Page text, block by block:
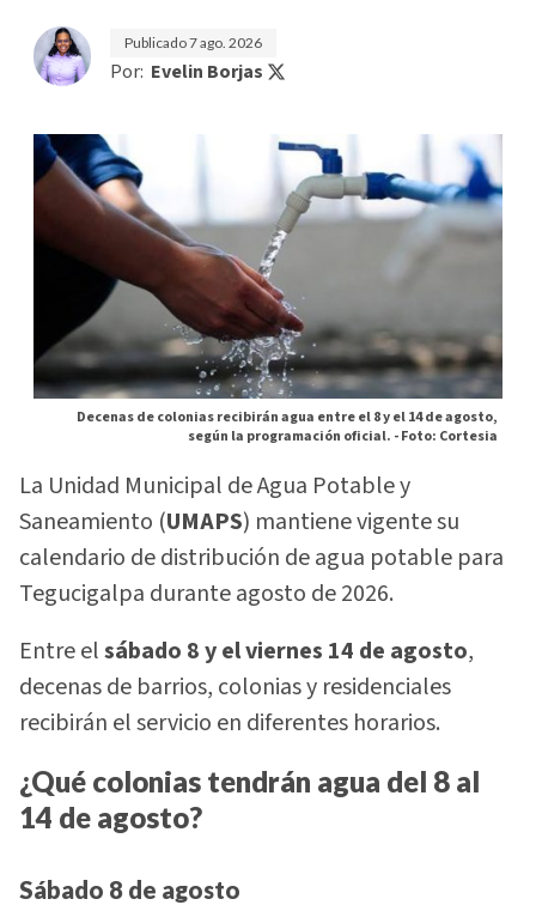
Publicado7 ago. 2026
Por: Evelin Borjas
Decenas de colonias recibirán agua entre el 8 y el 14 de agosto,
según la programación oficial. -Foto: Cortesia
La Unidad Municipal de Agua Potable y
Saneamiento (UMAPS) mantiene vigente su
calendario de distribución de agua potable para
Tegucigalpa durante agosto de 2026.
Entre elsábado 8 y el viernes 14 de agosto,
decenas de barrios, colonias y residenciales
recibirán el servicio en diferentes horarios.
¿Qué colonias tendrán agua del 8 al
14 de agosto?
Sábado 8 de agosto